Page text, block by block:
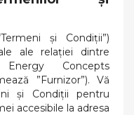
şi Condiţii”)
ale relației dintre
Concepts
”Furnizor”). Vă
şi Condiţii pentru
accesibile la adresa